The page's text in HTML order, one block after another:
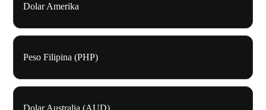
Dolar Amerika
Peso Filipina (PHP)
Dolar Australia (AUD)